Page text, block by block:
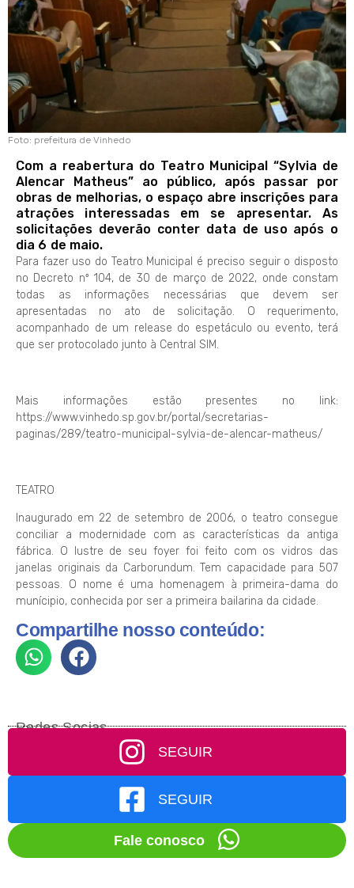
Foto: prefeitura de Vinhedo
Com a reabertura do Teatro Municipal “Sylvia de
Alencar Matheus” ao público, após passar por
obras de melhorias, o espaço abre inscrições para
atrações interessadas em se apresentar. As
solicitações deverão conter data de uso após o
dia 6 de maio.
Para fazer uso do Teatro Municipal é preciso seguir o disposto
no Decreto nº 104, de 30 de março de 2022, onde constam
todas as informações necessárias que devem ser
apresentadas no ato de solicitação. O requerimento,
acompanhado de um release do espetáculo ou evento, terá
que ser protocolado junto à Central SIM.
Mais informações estão presentes no link:
https://www.vinhedo.sp.gov.br/portal/secretarias-
paginas/289/teatro-municipal-sylvia-de-alencar-matheus/
TEATRO
Inaugurado em 22 de setembro de 2006, o teatro consegue
conciliar a modernidade com as características da antiga
fábrica. O lustre de seu foyer foi feito com os vidros das
janelas originais da Carborundum. Tem capacidade para 507
pessoas. O nome é uma homenagem à primeira-dama do
munícipio, conhecida por ser a primeira bailarina da cidade.
Compartilhe nosso conteúdo:
Redes Socias
SEGUIR
SEGUIR
Fale conosco